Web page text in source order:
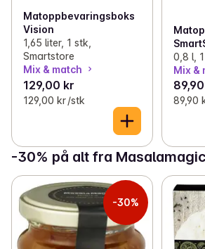
Matoppbevaringsboks
Vision
1,65 liter, 1 stk,
Smartstore
Mix & match
129,00 kr
129,00 kr /stk
0,8 l,
Mix &
89,90
-30% på alt fra Masalamagic
-30%